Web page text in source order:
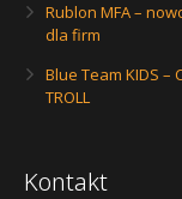
Rublon MFA –
dla firm
Blue Team KIDS –
TROLL
Kontakt